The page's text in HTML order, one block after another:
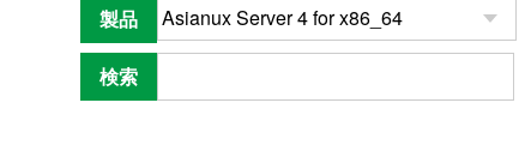
製品
検索